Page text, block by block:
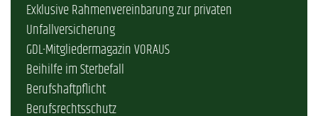
Exklusive Rahmenvereinbarung zur privaten
Unfallversicherung
GDL-Mitgliedermagazin VORAUS
Beihilfe im Sterbefall
Berufshaftpflicht
Berufsrechtsschutz